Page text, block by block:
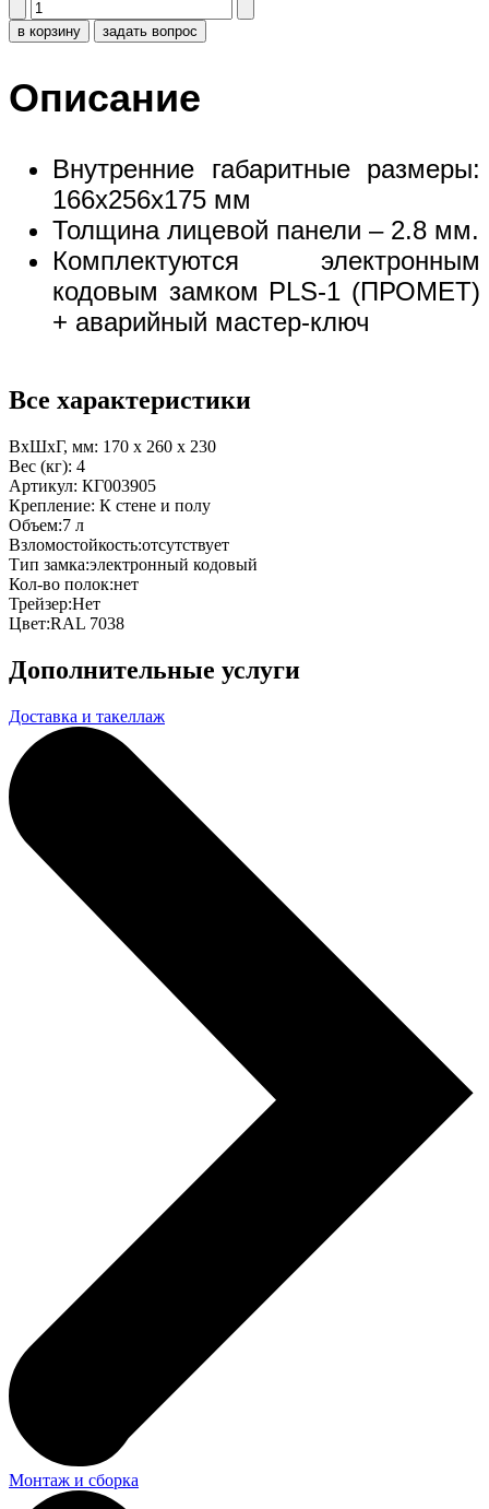
в корзину задать вопрос
Описание
Внутренние габаритные размеры:
166х256х175 мм
Толщина лицевой панели – 2.8 мм.
Комплектуются электронным
кодовым замком PLS-1 (ПРОМЕТ)
+ аварийный мастер-ключ
Все характеристики
ВхШхГ, мм: 170 x 260 x 230
Вес (кг): 4
Артикул: КГ003905
Крепление: К стене и полу
Объем:7 л
Взломостойкость:отсутствует
Тип замка:электронный кодовый
Кол-во полок:нет
Трейзер:Нет
Цвет:RAL 7038
Дополнительные услуги
Доставка и такеллаж
Монтаж и сборка